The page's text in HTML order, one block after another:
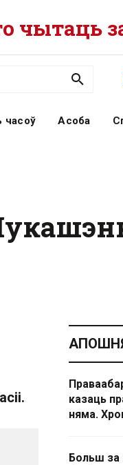
чытаць
часоў Асоба
казаць
няма.
Больш за